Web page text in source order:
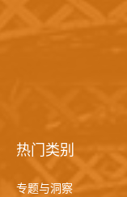
热门类别
专题与洞察